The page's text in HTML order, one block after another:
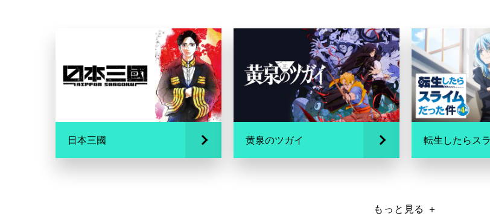
日本三國 黄泉のツガイ
もっと見る ＋